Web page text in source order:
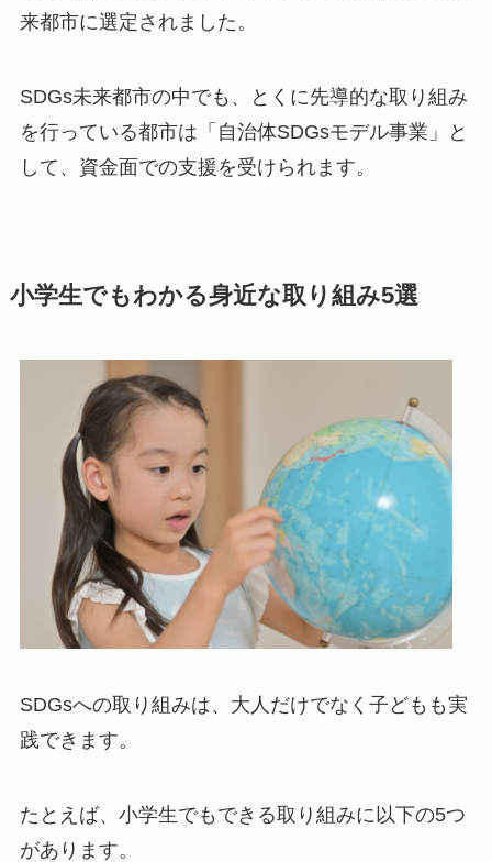
来都市に選定されました。
SDGs未来都市の中でも、とくに先導的な取り組み
を行っている都市は「自治体SDGsモデル事業」と
して、資金面での支援を受けられます。
小学生でもわかる身近な取り組み5選
SDGsへの取り組みは、大人だけでなく子どもも実
践できます。
たとえば、小学生でもできる取り組みに以下の5つ
があります。